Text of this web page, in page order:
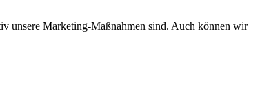
unsere Marketing-Maßnahmen sind. Auch können wir